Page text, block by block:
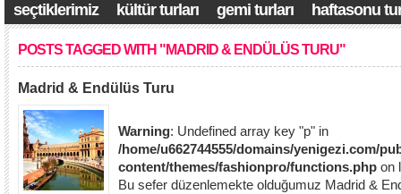
seçtiklerimiz kültür turları gemi turları haftasonu
POSTS TAGGED WITH "MADRID & ENDÜLÜS TURU"
Madrid & Endülüs Turu
Warning: Undefined array key "p" in
/home/u662744555/domains/yenigezi.com/
content/themes/fashionpro/functions.php on
Bu sefer düzenlemekte olduğumuz Madrid &